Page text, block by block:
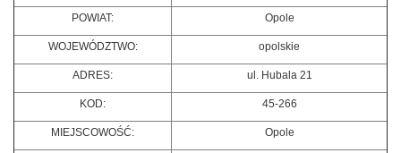
POWIAT: Opole
WOJEWÓDZTWO: opolskie
ADRES: ul. Hubala 21
KOD: 45-266
MIEJSCOWOŚĆ: Opole